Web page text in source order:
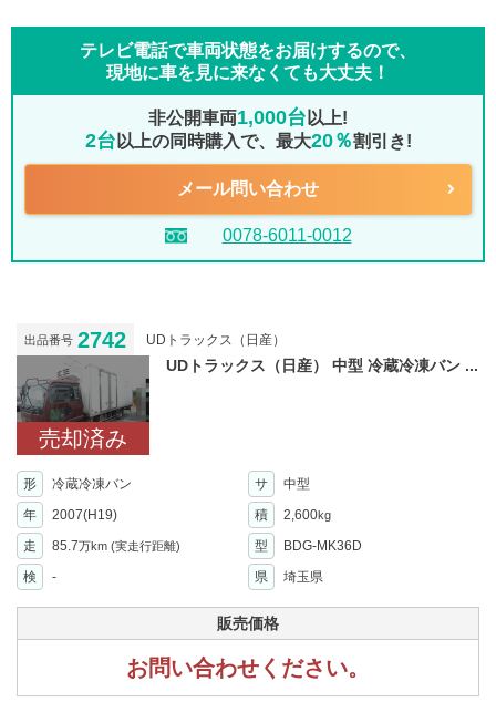
テレビ電話で車両状態をお届けするので、
現地に車を見に来なくても大丈夫！
非公開車両1,000台 以上!
2台 以上の同時購入で、最大20％割引き!
メール問い合わせ
0078-6011-0012
出品番号 2742 UDトラックス（日産）
売却済み
UDトラックス（日産） 中型 冷蔵冷凍バン ...
形 冷蔵冷凍バン サ
中型
年
2007(H19) 積 2,600kg
走 85.7万km (実走行距離) 型
BDG-MK36D
検
- 県 埼玉県
販売価格
お問い合わせください。